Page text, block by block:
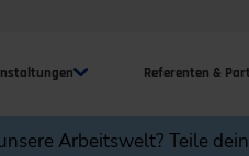
Referenten &
Arbeitswelt? Teile